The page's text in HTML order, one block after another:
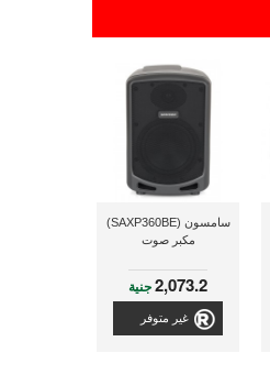
سامسون (SAXP360BE)
مكبر صوت
2,073.2جنية
غير متوفر